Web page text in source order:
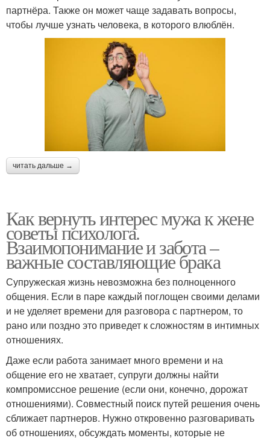
партнёра. Также он может чаще задавать вопросы,
чтобы лучше узнать человека, в которого влюблён.
читать дальше →
Как вернуть интерес мужа к жене
советы психолога.
Взаимопонимание и забота –
важные составляющие брака
Супружеская жизнь невозможна без полноценного
общения. Если в паре каждый поглощен своими делами
и не уделяет времени для разговора с партнером, то
рано или поздно это приведет к сложностям в интимных
отношениях.
Даже если работа занимает много времени и на
общение его не хватает, супруги должны найти
компромиссное решение (если они, конечно, дорожат
отношениями). Совместный поиск путей решения очень
сближает партнеров. Нужно откровенно разговаривать
об отношениях, обсуждать моменты, которые не